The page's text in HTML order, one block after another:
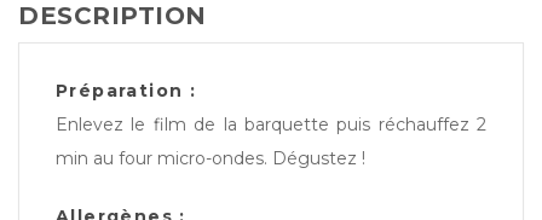
DESCRIPTION
Préparation :
Enlevez le film de la barquette puis réchauffez 2
min au four micro-ondes. Dégustez !